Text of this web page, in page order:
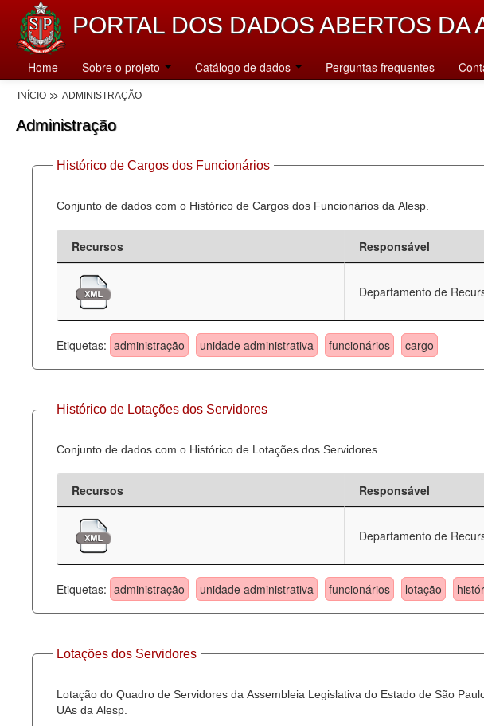
PORTAL DOS DADOS ABERTOS DA
Home Sobre o projeto Catálogo de dados Perguntas frequentes
INÍCIO ADMINISTRAÇÃO
Administração
Histórico de Cargos dos Funcionários
Conjunto de dados com o Histórico de Cargos dos Funcionários da Alesp.
Recursos Responsável
Departamento de
Etiquetas: administração unidade administrativa funcionários cargo
Histórico de Lotações dos Servidores
Conjunto de dados com o Histórico de Lotações dos Servidores.
Recursos Responsável
Departamento de
Etiquetas: administração unidade administrativa funcionários lotação
Lotações dos Servidores
Lotação do Quadro de Servidores da Assembleia Legislativa do Estado de São
UAs da Alesp.